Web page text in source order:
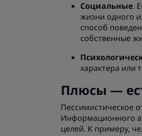
Социальные.
жизни одного
способ
собственные
характера или
Плюсы —
Пессимистическое
Информационного
целей. К примеру,